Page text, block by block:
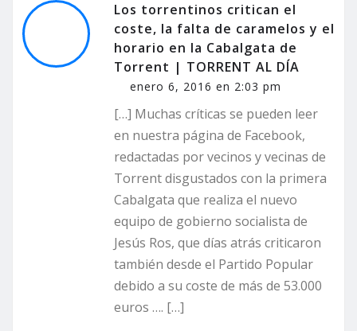
Los torrentinos critican el
coste, la falta de caramelos y el
horario en la Cabalgata de
Torrent | TORRENT AL DÍA
enero 6, 2016 en 2:03 pm
[…] Muchas críticas se pueden leer
en nuestra página de Facebook,
redactadas por vecinos y vecinas de
Torrent disgustados con la primera
Cabalgata que realiza el nuevo
equipo de gobierno socialista de
Jesús Ros, que días atrás criticaron
también desde el Partido Popular
debido a su coste de más de 53.000
euros …. […]